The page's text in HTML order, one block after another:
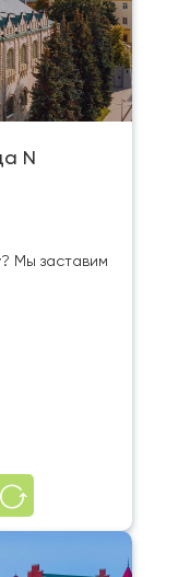
N
Мы заставим